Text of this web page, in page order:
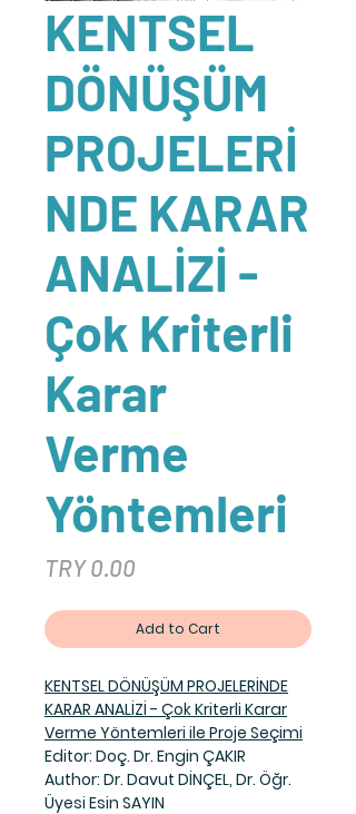
KENTSEL
DÖNÜŞÜM
PROJELERİ
NDE KARAR
ANALİZİ -
Çok Kriterli
Karar
Verme
Yöntemleri
TRY 0.00
Add to Cart
KENTSEL DÖNÜŞÜM PROJELERİNDE
KARAR ANALİZİ - Çok Kriterli Karar
Verme Yöntemleri ile Proje Seçimi
Editor: Doç. Dr. Engin ÇAKIR
Author: Dr. Davut DİNÇEL, Dr. Öğr.
Üyesi Esin SAYIN